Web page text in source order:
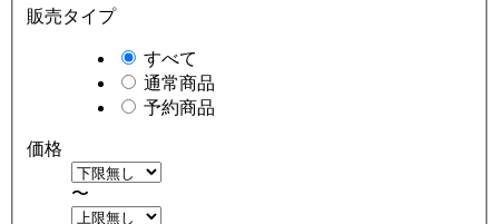
販売タイプ
すべて
通常商品
予約商品
価格
〜